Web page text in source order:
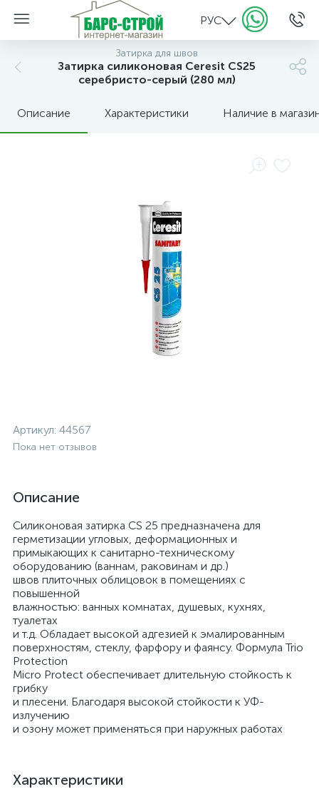
РУС
Затирка для швов
Затирка силиконовая Ceresit CS25
серебристо-серый (280 мл)
Описание Характеристики Наличие в
Артикул: 44567
Пока нет отзывов
Описание
Силиконовая затирка CS 25 предназначена для
герметизации угловых, деформационных и
примыкающих к санитарно-техническому
оборудованию (ваннам, раковинам и др.)
швов плиточных облицовок в помещениях с
повышенной
влажностью: ванных комнатах, душевых, кухнях,
туалетах
и т.д. Обладает высокой адгезией к эмалированным
поверхностям, стеклу, фарфору и фаянсу. Формула Trio
Protection
Micro Protect обеспечивает длительную стойкость к
грибку
и плесени. Благодаря высокой стойкости к УФ-
излучению
и озону может применяться при наружных работах
Характеристики